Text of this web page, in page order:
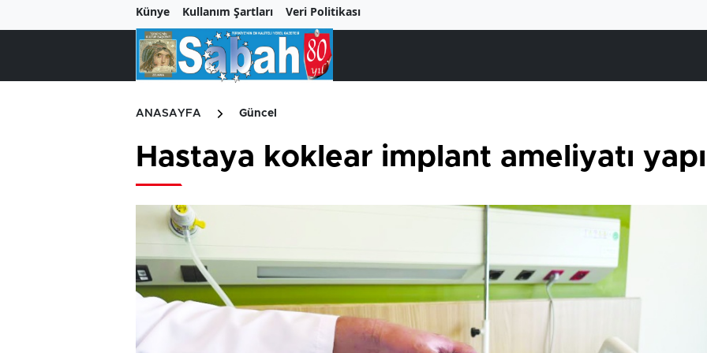
Künye Kullanım Şartları Veri Politikası
ANASAYFA Güncel
Hastaya koklear implant ameliyatı